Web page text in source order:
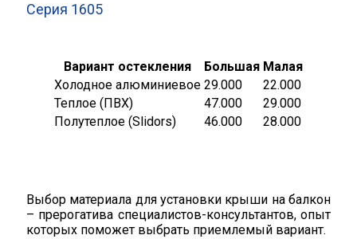
Серия 1605
Вариант остекления Большая Малая
Холодное алюминиевое 29.000
22.000
Теплое (ПВХ)
47.000
29.000
Полутеплое (Slidors)
46.000 28.000
Выбор материала для установки крыши на балкон
– прерогатива специалистов-консультантов, опыт
которых поможет выбрать приемлемый вариант.